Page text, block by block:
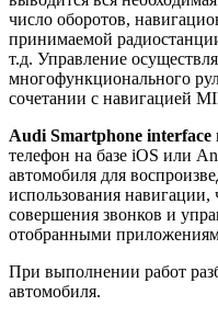
число оборотов,
принимаемой
т.д. Управление
многофункционального
сочетании с навигацией
Audi Smartphone interface
телефон на базе iOS или
автомобиля для
использования
совершения звонков и
отобранными
При выполнении работ
автомобиля.